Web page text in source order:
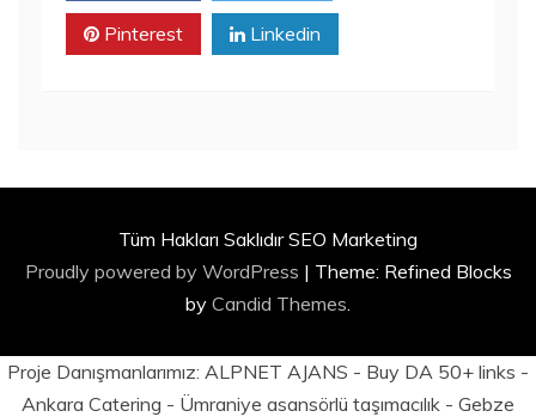
Pinterest Linkedin
Tüm Hakları Saklıdır SEO Marketing
Proudly powered by WordPress | Theme: Refined Blocks
by Candid Themes
Proje Danışmanlarımız: ALPNET AJANS - Buy DA 50+ links -
Ankara Catering - Ümraniye asansörlü taşımacılık - Gebze